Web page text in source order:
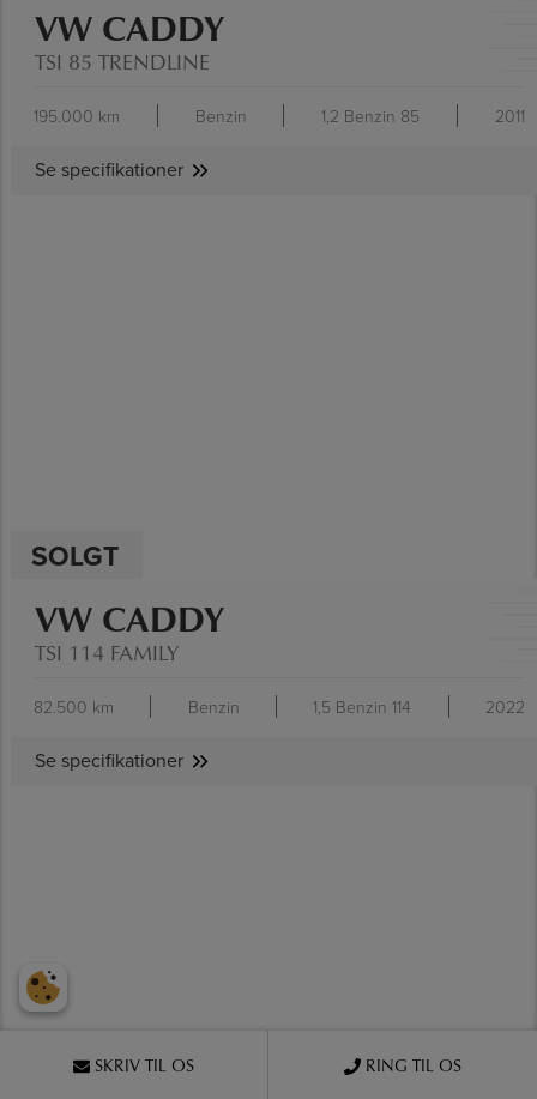
VW CADDY
TSI 85 TRENDLINE
195.000 km Benzin 1,2 Benzin 85 2011
Se specifikationer
SOLGT
VW CADDY
TSI 114 FAMILY
82.500 km Benzin 1,5 Benzin 114 2022
Se specifikationer
SKRIV TIL OS RING TIL OS